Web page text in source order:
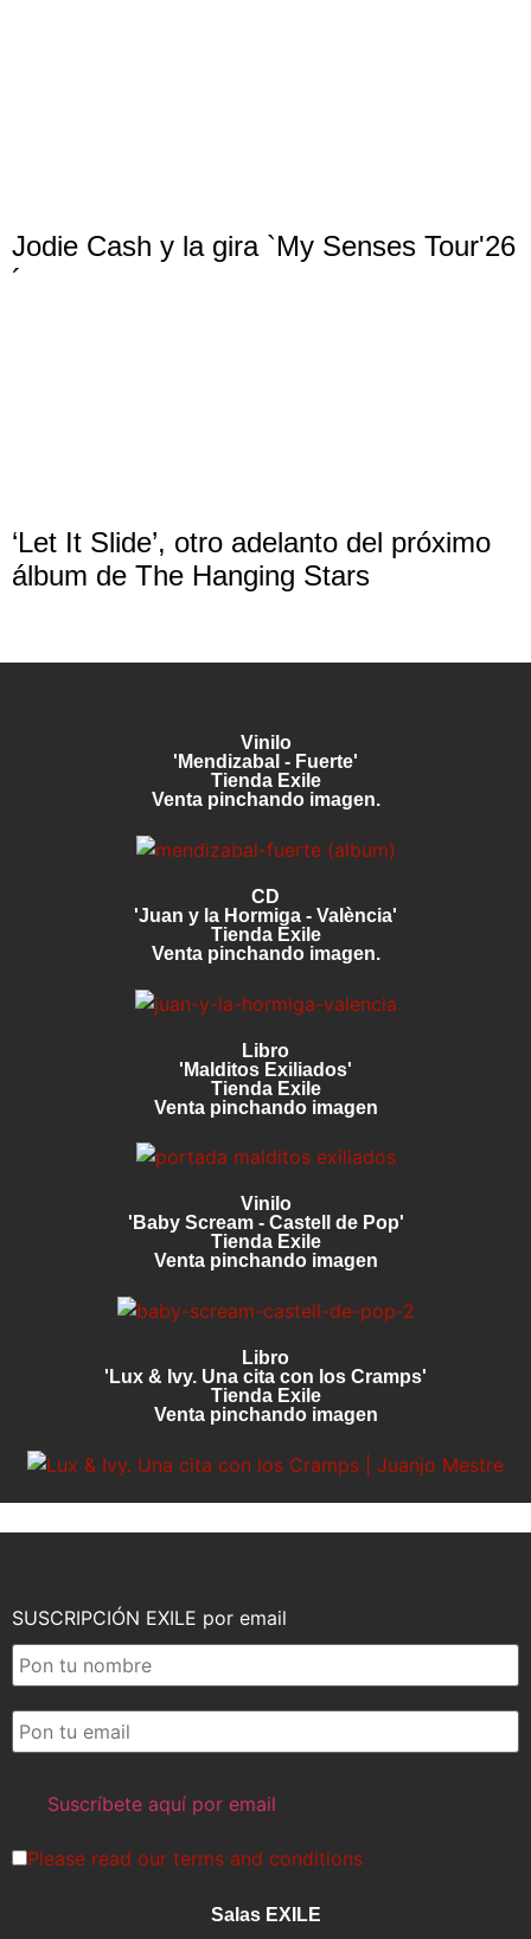
Jodie Cash y la gira `My Senses Tour'26
´
‘Let It Slide’, otro adelanto del próximo
álbum de The Hanging Stars
Vinilo
'Mendizabal - Fuerte'
Tienda Exile
Venta pinchando imagen.
CD
'Juan y la Hormiga - València'
Tienda Exile
Venta pinchando imagen.
Libro
'Malditos Exiliados'
Tienda Exile
Venta pinchando imagen
Vinilo
'Baby Scream - Castell de Pop'
Tienda Exile
Venta pinchando imagen
Libro
'Lux & Ivy. Una cita con los Cramps'
Tienda Exile
Venta pinchando imagen
SUSCRIPCIÓN EXILE por email
Please read our terms and conditions
Salas EXILE